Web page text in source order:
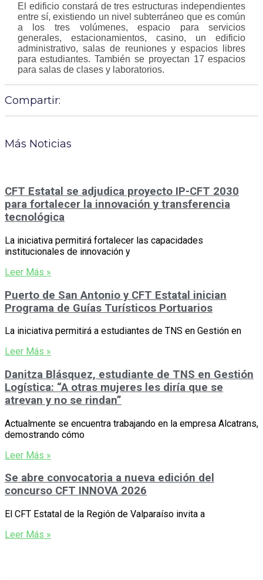
El edificio constará de tres estructuras independientes
entre sí, existiendo un nivel subterráneo que es común
a los tres volúmenes, espacio para servicios
generales, estacionamientos, casino, un edificio
administrativo, salas de reuniones y espacios libres
para estudiantes. También se proyectan 17 espacios
para salas de clases y laboratorios.
Compartir:
Más Noticias
CFT Estatal se adjudica proyecto IP-CFT 2030
para fortalecer la innovación y transferencia
tecnológica
La iniciativa permitirá fortalecer las capacidades
institucionales de innovación y
Leer Más »
Puerto de San Antonio y CFT Estatal inician
Programa de Guías Turísticos Portuarios
La iniciativa permitirá a estudiantes de TNS en Gestión en
Leer Más »
Danitza Blásquez, estudiante de TNS en Gestión
Logística: “A otras mujeres les diría que se
atrevan y no se rindan”
Actualmente se encuentra trabajando en la empresa Alcatrans,
demostrando cómo
Leer Más »
Se abre convocatoria a nueva edición del
concurso CFT INNOVA 2026
El CFT Estatal de la Región de Valparaíso invita a
Leer Más »